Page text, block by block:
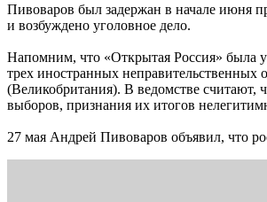
Пивоваров был задержан в начале июня
и возбуждено уголовное дело.
Напомним, что «Открытая Россия» была
трех иностранных
(Великобритания). В ведомстве
выборов, признания их итогов
27 мая Андрей Пивоваров объявил, что